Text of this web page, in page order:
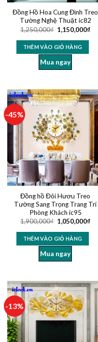
Đồng Hồ Hoa Cung Đình Treo
Tường Nghệ Thuật ic82
1,250,000₫ 1,150,000₫
THÊM VÀO GIỎ HÀNG
Mua ngay
-45%
Đồng hồ Đôi Hươu Treo
Tường Sang Trọng Trang Trí
Phòng Khách ic95
1,900,000₫ 1,050,000₫
THÊM VÀO GIỎ HÀNG
Mua ngay
-13%